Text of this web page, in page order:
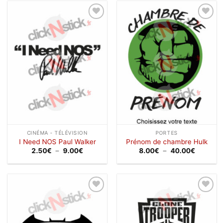
6.90€
Ajouter
CINÉMA - TÉLÉVISION
I Need NOS Paul Walker
2.50€ – 9.00€Plage
prix :
9.00€
Ajouter
à la
wishlist
PORTES
Prénom de chambre Hulk
8.00€ – 40.00€Plage
prix :
40.00€
Ajouter
wishlist
Ajouter
wishlist